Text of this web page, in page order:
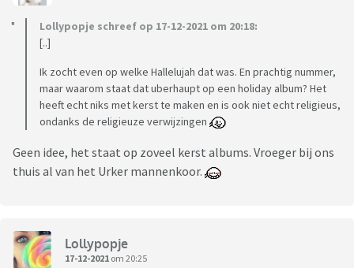
Lollypopje schreef op 17-12-2021 om 20:18:
[..]
Ik zocht even op welke Hallelujah dat was. En prachtig nummer,
maar waarom staat dat uberhaupt op een holiday album? Het
heeft echt niks met kerst te maken en is ook niet echt religieus,
ondanks de religieuze verwijzingen
Geen idee, het staat op zoveel kerst albums. Vroeger bij ons
thuis al van het Urker mannenkoor.
Lollypopje
17-12-2021 om 20:25